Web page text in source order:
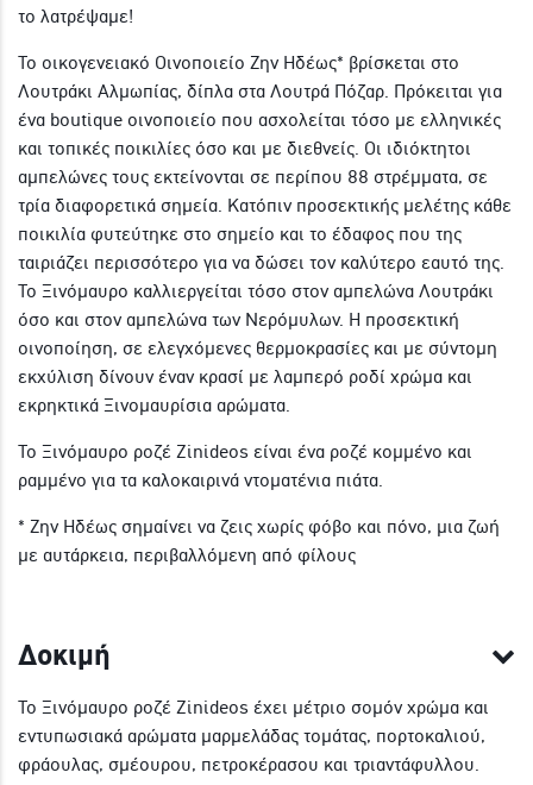
το λατρέψαμε!
To οικογενειακό Οινοποιείο Ζην Ηδέως* βρίσκεται στο
Λουτράκι Αλμωπίας, δίπλα στα Λουτρά Πόζαρ. Πρόκειται για
ένα boutique οινοποιείο που ασχολείται τόσο με ελληνικές
και τοπικές ποικιλίες όσο και με διεθνείς. Οι ιδιόκτητοι
αμπελώνες τους εκτείνονται σε περίπου 88 στρέμματα, σε
τρία διαφορετικά σημεία. Κατόπιν προσεκτικής μελέτης κάθε
ποικιλία φυτεύτηκε στο σημείο και το έδαφος που της
ταιριάζει περισσότερο για να δώσει τον καλύτερο εαυτό της.
Το Ξινόμαυρο καλλιεργείται τόσο στον αμπελώνα Λουτράκι
όσο και στον αμπελώνα των Νερόμυλων. Η προσεκτική
οινοποίηση, σε ελεγχόμενες θερμοκρασίες και με σύντομη
εκχύλιση δίνουν έναν κρασί με λαμπερό ροδί χρώμα και
εκρηκτικά Ξινομαυρίσια αρώματα.
Το Ξινόμαυρο ροζέ Zinideos είναι ένα ροζέ κομμένο και
ραμμένο για τα καλοκαιρινά ντοματένια πιάτα.
* Ζην Ηδέως σημαίνει να ζεις χωρίς φόβο και πόνο, μια ζωή
με αυτάρκεια, περιβαλλόμενη από φίλους
Δοκιμή
Το Ξινόμαυρο ροζέ Zinideos έχει μέτριο σομόν χρώμα και
εντυπωσιακά αρώματα μαρμελάδας τομάτας, πορτοκαλιού,
φράουλας, σμέουρου, πετροκέρασου και τριαντάφυλλου.